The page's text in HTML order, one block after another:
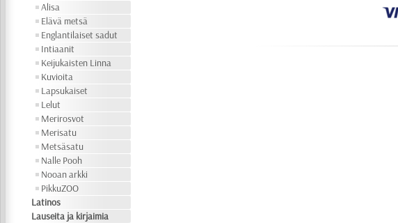
Alisa
Elävä metsä
Englantilaiset sadut
Intiaanit
Keijukaisten Linna
Kuvioita
Lapsukaiset
Lelut
Merirosvot
Merisatu
Metsäsatu
Nalle Pooh
Nooan arkki
PikkuZOO
Latinos
Lauseita ja kirjaimia